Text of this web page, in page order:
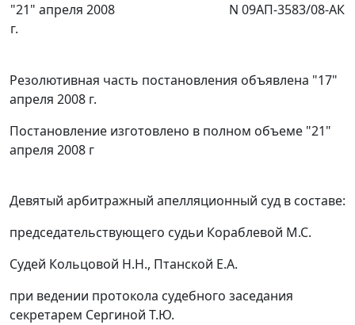
"21" апреля 2008
г.
N 09АП-3583/08-АК
Резолютивная часть постановления объявлена "17"
апреля 2008 г.
Постановление изготовлено в полном объеме "21"
апреля 2008 г
Девятый арбитражный апелляционный суд в составе:
председательствующего судьи Кораблевой М.С.
Судей Кольцовой Н.Н., Птанской Е.А.
при ведении протокола судебного заседания
секретарем Сергиной Т.Ю.